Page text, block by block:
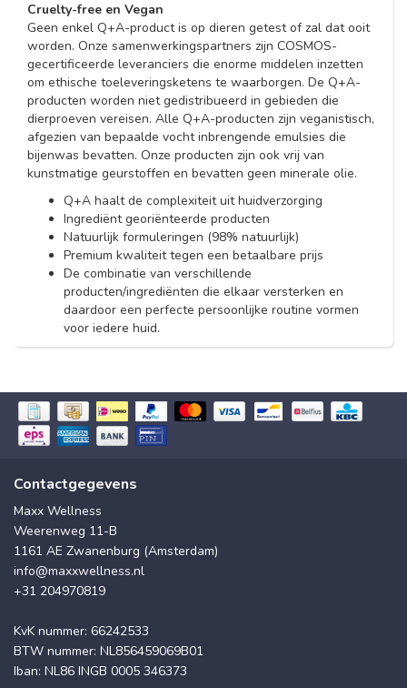
Cruelty-free en Vegan
Geen enkel Q+A-product is op dieren getest of zal dat ooit
worden. Onze samenwerkingspartners zijn COSMOS-
gecertificeerde leveranciers die enorme middelen inzetten
om ethische toeleveringsketens te waarborgen. De Q+A-
producten worden niet gedistribueerd in gebieden die
dierproeven vereisen. Alle Q+A-producten zijn veganistisch,
afgezien van bepaalde vocht inbrengende emulsies die
bijenwas bevatten. Onze producten zijn ook vrij van
kunstmatige geurstoffen en bevatten geen minerale olie.
Q+A haalt de complexiteit uit huidverzorging
Ingrediënt georiënteerde producten
Natuurlijk formuleringen (98% natuurlijk)
Premium kwaliteit tegen een betaalbare prijs
De combinatie van verschillende
producten/ingrediënten die elkaar versterken en
daardoor een perfecte persoonlijke routine vormen
voor iedere huid.
Contactgegevens
Maxx Wellness
Weerenweg 11-B
1161 AE Zwanenburg (Amsterdam)
info@maxxwellness.nl
+31 204970819
KvK nummer: 66242533
BTW nummer: NL856459069B01
Iban: NL86 INGB 0005 346373